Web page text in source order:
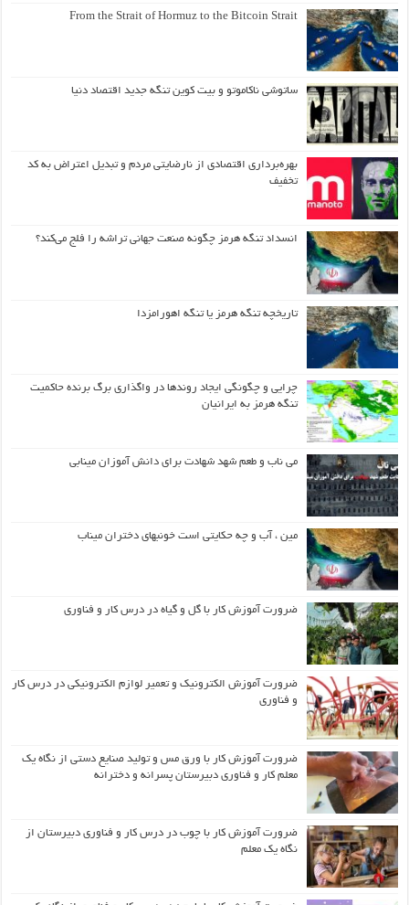
From the Strait of Hormuz to the Bitcoin Strait
ساتوشی ناکاموتو و بیت کوین تنگه جدید اقتصاد دنیا
بهره‌برداری اقتصادی از نارضایتی مردم و تبدیل اعتراض به کد
تخفیف
انسداد تنگه هرمز چگونه صنعت جهانی تراشه را فلج می‌کند؟
تاریخچه تنگه هرمز یا تنگه اهورامزدا
چرایی و چگونگی ایجاد روندها در واگذاری برگ برنده حاکمیت
تنگه هرمز به ایرانیان
می ناب و طعم شهد شهادت برای دانش آموزان مینابی
مین ، آب و چه حکایتی است خونبهای دختران میناب
ضرورت آموزش کار با گل و گیاه در درس کار و فناوری
ضرورت آموزش الکترونیک و تعمیر لوازم الکترونیکی در درس کار
و فناوری
ضرورت آموزش کار با ورق مس و تولید صنایع دستی از نگاه یک
معلم کار و فناوری دبیرستان پسرانه و دخترانه
ضرورت آموزش کار با چوب در درس کار و فناوری دبیرستان از
نگاه یک معلم